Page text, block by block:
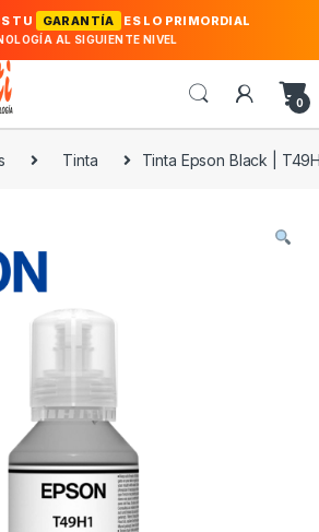
TU GARANTÍA ES LO PRIMORDIAL
AL SIGUIENTE NIVEL
0
Tinta Tinta Epson Black |